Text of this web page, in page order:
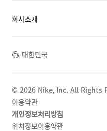
회사소개
대한민국
© 2026 Nike, Inc. All Rights
이용약관
개인정보처리방침
위치정보이용약관